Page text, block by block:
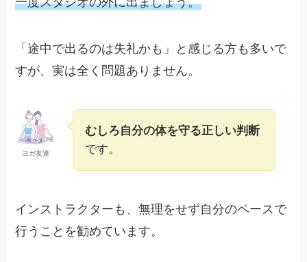
「途中で出るのは失礼かも」と感じる方も多いで
すが、実は全く問題ありません。
ヨガ友達
むしろ自分の体を守る正しい判断
です。
インストラクターも、無理をせず自分のペースで
行うことを勧めています。